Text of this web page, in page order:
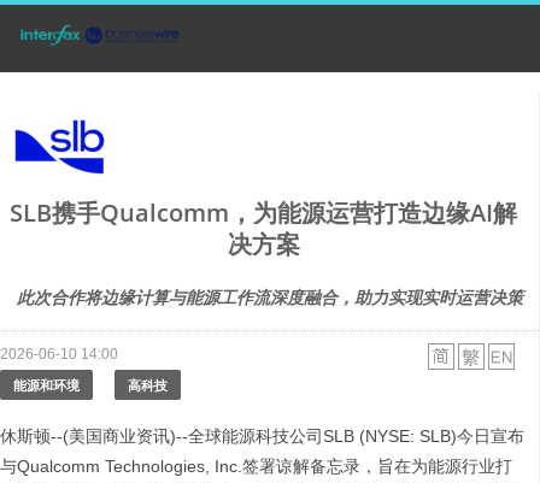
SLB携手Qualcomm，为能源运营打造边缘AI解
决方案
此次合作将边缘计算与能源工作流深度融合，助力实现实时运营决策
2026-06-10 14:00
能源和环境 高科技
休斯顿--(美国商业资讯)--全球能源科技公司SLB (NYSE: SLB)今日宣布
与Qualcomm Technologies, Inc.签署谅解备忘录，旨在为能源行业打